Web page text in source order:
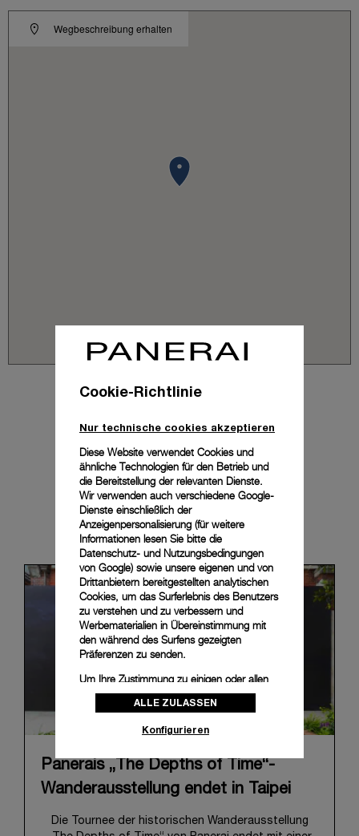
Wegbeschreibung erhalten
News & Events
Panerais „The Depths of Time“-
Wanderausstellung endet in Taipei
Die Tournee der historischen Wanderausstellung
Cookie-Richtlinie
Nur technische cookies akzeptieren
Diese Website verwendet Cookies und
ähnliche Technologien für den Betrieb und
die Bereitstellung der relevanten Dienste.
Wir verwenden auch verschiedene Google-
Dienste einschließlich der
Anzeigenpersonalisierung (für weitere
Informationen lesen Sie bitte die
Datenschutz- und Nutzungsbedingungen
von Google) sowie unsere eigenen und von
Drittanbietern bereitgestellten analytischen
Cookies, um das Surferlebnis des Benutzers
zu verstehen und zu verbessern und
Werbematerialien in Übereinstimmung mit
den während des Surfens gezeigten
Präferenzen zu senden.
Um Ihre Zustimmung zu einigen oder allen
Cookies zu ändern oder zu widerrufen,
klicken Sie auf „Konfigurieren“, oder lesen
Klicken Sie auf „Alle zulassen“, um Ihr
Einverständnis für die Verwendung der oben
erwähnten Cookies zu geben.
Klicken Sie auf „Nur technische cookies
akzeptieren“, um Ihr Einverständnis zu
ALLE ZULASSEN
Konfigurieren